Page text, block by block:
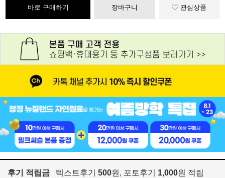
바로 구매하기 장바구니 관심상품
후기 적립금 텍스트후기 500원, 포토후기 1,000원 적립